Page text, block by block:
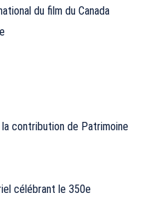
du film du Canada
contribution de Patrimoine
célébrant le 350e